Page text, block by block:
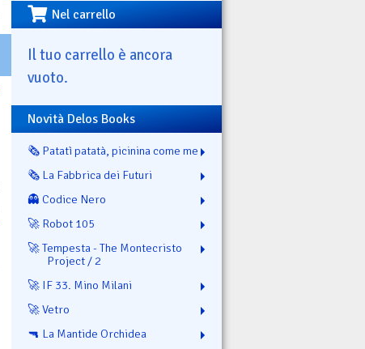
Nel carrello
Il tuo carrello è ancora
vuoto.
Novità Delos Books
🗞️ Patatì patatà, picinina come me
🗞️ La Fabbrica dei Futuri
👻 Codice Nero
🚀 Robot 105
🚀 Tempesta - The Montecristo
Project / 2
🚀 IF 33. Mino Milani
🚀 Vetro
🔫 La Mantide Orchidea